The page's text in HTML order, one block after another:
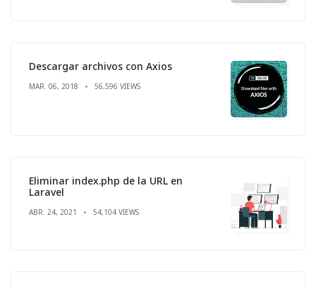
Descargar archivos con Axios
MAR. 06, 2018 56,596 VIEWS
Eliminar index.php de la URL en
Laravel
ABR. 24, 2021 54,104 VIEWS